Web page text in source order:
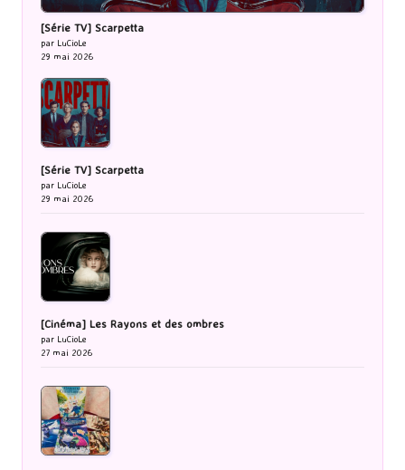
[Série TV] Scarpetta
par LuCioLe
29 mai 2026
[Série TV] Scarpetta
par LuCioLe
29 mai 2026
[Cinéma] Les Rayons et des ombres
par LuCioLe
27 mai 2026